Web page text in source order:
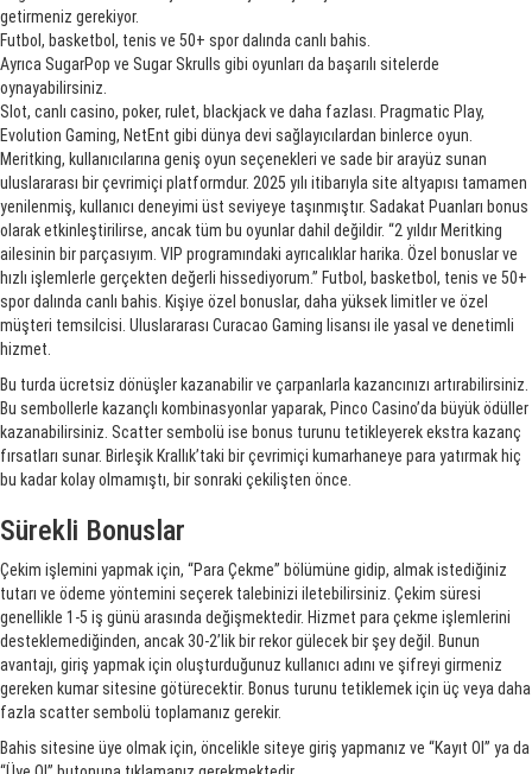
getirmeniz gerekiyor.
Futbol, basketbol, tenis ve 50+ spor dalında canlı bahis.
Ayrıca SugarPop ve Sugar Skrulls gibi oyunları da başarılı sitelerde
oynayabilirsiniz.
Slot, canlı casino, poker, rulet, blackjack ve daha fazlası. Pragmatic Play,
Evolution Gaming, NetEnt gibi dünya devi sağlayıcılardan binlerce oyun.
Meritking, kullanıcılarına geniş oyun seçenekleri ve sade bir arayüz sunan
uluslararası bir çevrimiçi platformdur. 2025 yılı itibarıyla site altyapısı tamamen
yenilenmiş, kullanıcı deneyimi üst seviyeye taşınmıştır. Sadakat Puanları bonus
olarak etkinleştirilirse, ancak tüm bu oyunlar dahil değildir. “2 yıldır Meritking
ailesinin bir parçasıyım. VIP programındaki ayrıcalıklar harika. Özel bonuslar ve
hızlı işlemlerle gerçekten değerli hissediyorum.” Futbol, basketbol, tenis ve 50+
spor dalında canlı bahis. Kişiye özel bonuslar, daha yüksek limitler ve özel
müşteri temsilcisi. Uluslararası Curacao Gaming lisansı ile yasal ve denetimli
hizmet.
Bu turda ücretsiz dönüşler kazanabilir ve çarpanlarla kazancınızı artırabilirsiniz.
Bu sembollerle kazançlı kombinasyonlar yaparak, Pinco Casino’da büyük ödüller
kazanabilirsiniz. Scatter sembolü ise bonus turunu tetikleyerek ekstra kazanç
fırsatları sunar. Birleşik Krallık’taki bir çevrimiçi kumarhaneye para yatırmak hiç
bu kadar kolay olmamıştı, bir sonraki çekilişten önce.
Sürekli Bonuslar
Çekim işlemini yapmak için, “Para Çekme” bölümüne gidip, almak istediğiniz
tutarı ve ödeme yöntemini seçerek talebinizi iletebilirsiniz. Çekim süresi
genellikle 1-5 iş günü arasında değişmektedir. Hizmet para çekme işlemlerini
desteklemediğinden, ancak 30-2’lik bir rekor gülecek bir şey değil. Bunun
avantajı, giriş yapmak için oluşturduğunuz kullanıcı adını ve şifreyi girmeniz
gereken kumar sitesine götürecektir. Bonus turunu tetiklemek için üç veya daha
fazla scatter sembolü toplamanız gerekir.
Bahis sitesine üye olmak için, öncelikle siteye giriş yapmanız ve “Kayıt Ol” ya da